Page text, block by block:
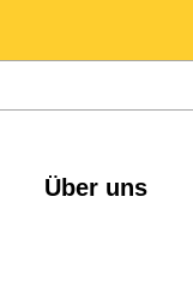
Über uns